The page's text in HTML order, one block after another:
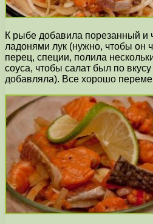
К рыбе добавила порезанный и
ладонями лук (нужно, чтобы он
перец, специи, полила
соуса, чтобы салат был по
добавляла). Все хорошо